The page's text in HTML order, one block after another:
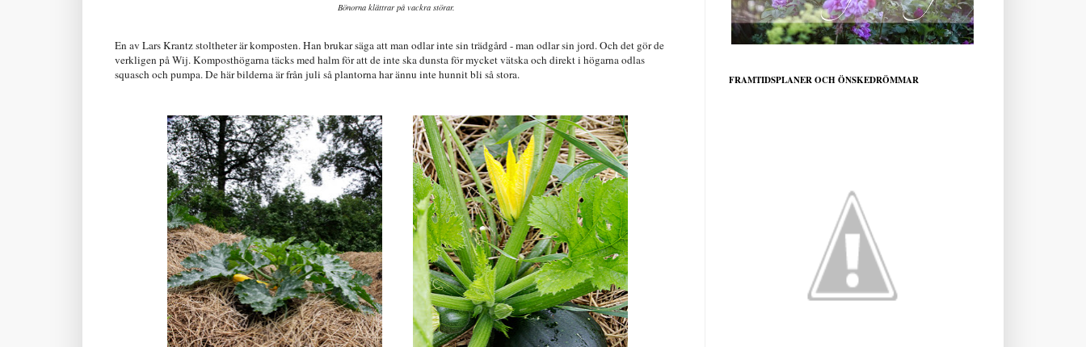
Bönorna klättrar på vackra störar.
En av Lars Krantz stoltheter är komposten. Han brukar säga att man odlar inte sin trädgård - man odlar sin jord. Och det gör de
verkligen på Wij. Komposthögarna täcks med halm för att de inte ska dunsta för mycket vätska och direkt i högarna odlas
squasch och pumpa. De här bilderna är från juli så plantorna har ännu inte hunnit bli så stora.
FRAMTIDSPLANER OCH ÖNSKEDRÖMMAR